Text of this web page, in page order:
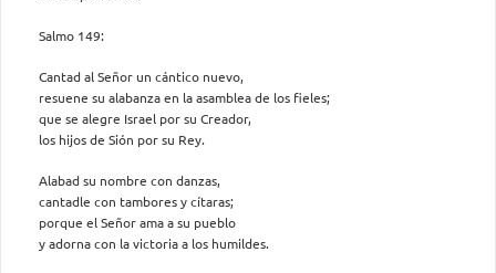
Salmo 149:
Cantad al Señor un cántico nuevo,
resuene su alabanza en la asamblea de los fieles;
que se alegre Israel por su Creador,
los hijos de Sión por su Rey.
Alabad su nombre con danzas,
cantadle con tambores y cítaras;
porque el Señor ama a su pueblo
y adorna con la victoria a los humildes.